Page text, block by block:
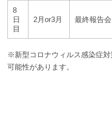
8
日
目
2月or3月 最終報告会
※新型コロナウィルス感染症
可能性があります。